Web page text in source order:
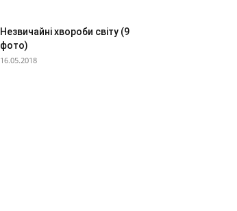
Незвичайні хвороби світу (9
фото)
16.05.2018